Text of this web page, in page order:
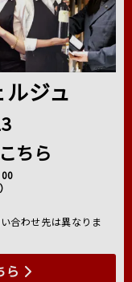
ジュ
ちら
合わせ先は異なりま
ら